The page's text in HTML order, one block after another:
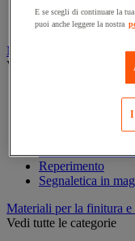
Grasso e olio
Lubrificante e
Marcatura
Vedi tutte le categorie
Marcatura
Marcatura
Marcatura
Reperimento
Segnaletica in
Materiali per la finitura
Vedi tutte le categorie
E se scegli di continuare la
puoi anche leggere la nostra